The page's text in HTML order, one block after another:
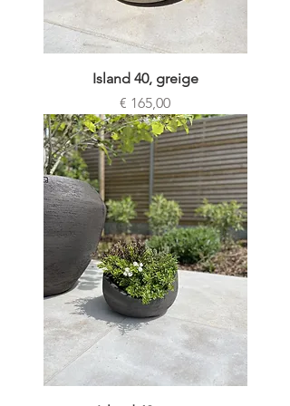
Island 40, greige
Prijs
€ 165,00